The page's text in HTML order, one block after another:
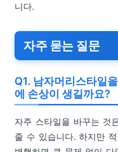
니다.
자주 묻는 질문
Q1. 남자머리스타일
에 손상이 생길까요?
자주 스타일을 바꾸는 것
줄 수 있습니다. 하지만